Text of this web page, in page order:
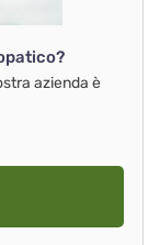
azienda è